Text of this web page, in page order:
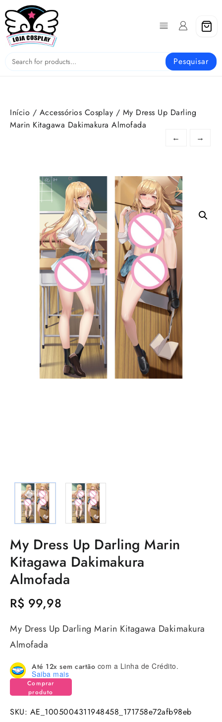
to
content
Pesquisar
Início / Accessórios Cosplay / My Dress Up Darling
Marin Kitagawa Dakimakura Almofada
←
→
My Dress Up Darling Marin
Kitagawa Dakimakura
Almofada
R$ 99,98
My Dress Up Darling Marin Kitagawa Dakimakura
Almofada
Até 12x sem cartão com a Linha de Crédito.
Saiba mais
Comprar
produto
SKU: AE_1005004311948458_171758e72afb98eb